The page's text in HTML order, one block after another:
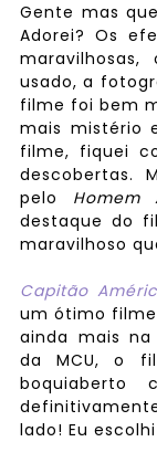
Gente mas
Adorei? Os
usado, a
filme foi bem
mais mistério
filme, fiquei
descobertas.
pelo Homem
destaque do
maravilhoso
Capitão
um ótimo
ainda mais
da MCU, o
lado! Eu